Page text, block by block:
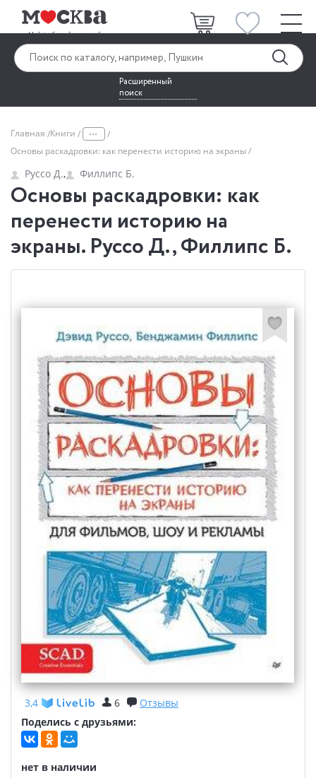
Расширенный
поиск
Главная Книги ...
Основы раскадровки: как перенести историю на экраны
Руссо Д., Филлипс Б.
Основы раскадровки: как
перенести историю на
экраны. Руссо Д., Филлипс Б.
3,4 6
Отзывы
Поделись с друзьями:
нет в наличии